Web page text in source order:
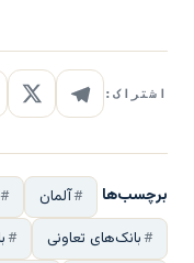
اشتراک:
برچسب‌ها آلمان
بانک‌های تعاونی